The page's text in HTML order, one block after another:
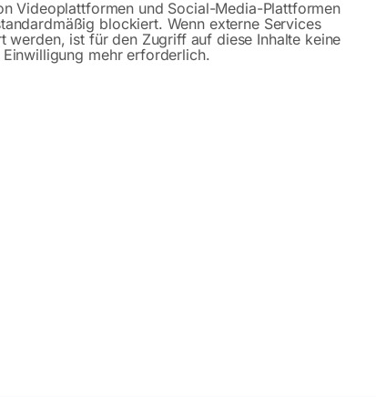
Videoplattformen und Social-Media-Plattformen
blockiert. Wenn externe Services
werden, ist für den Zugriff auf diese Inhalte keine
Einwilligung mehr erforderlich.